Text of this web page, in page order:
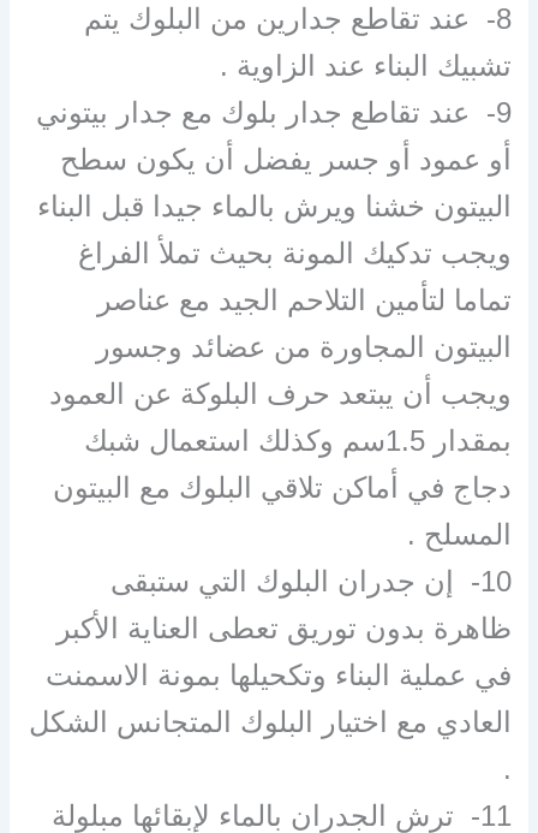
8- عند تقاطع جدارين من البلوك يتم
تشبيك البناء عند الزاوية .
9- عند تقاطع جدار بلوك مع جدار بيتوني
أو عمود أو جسر يفضل أن يكون سطح
البيتون خشنا ويرش بالماء جيدا قبل البناء
ويجب تدكيك المونة بحيث تملأ الفراغ
تماما لتأمين التلاحم الجيد مع عناصر
البيتون المجاورة من عضائد وجسور
ويجب أن يبتعد حرف البلوكة عن العمود
بمقدار 1.5سم وكذلك استعمال شبك
دجاج في أماكن تلاقي البلوك مع البيتون
المسلح .
10- إن جدران البلوك التي ستبقى
ظاهرة بدون توريق تعطى العناية الأكبر
في عملية البناء وتكحيلها بمونة الاسمنت
العادي مع اختيار البلوك المتجانس الشكل
.
11- ترش الجدران بالماء لإبقائها مبلولة